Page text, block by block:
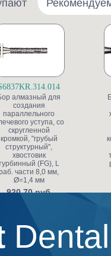
алмазный для
создания
параллельного
уступа, со
скругленной
кромкой, "грубый
структурный",
хвостовик
(FG), L
части 8,0 мм,
Ø=1,4 мм
920.70 руб.